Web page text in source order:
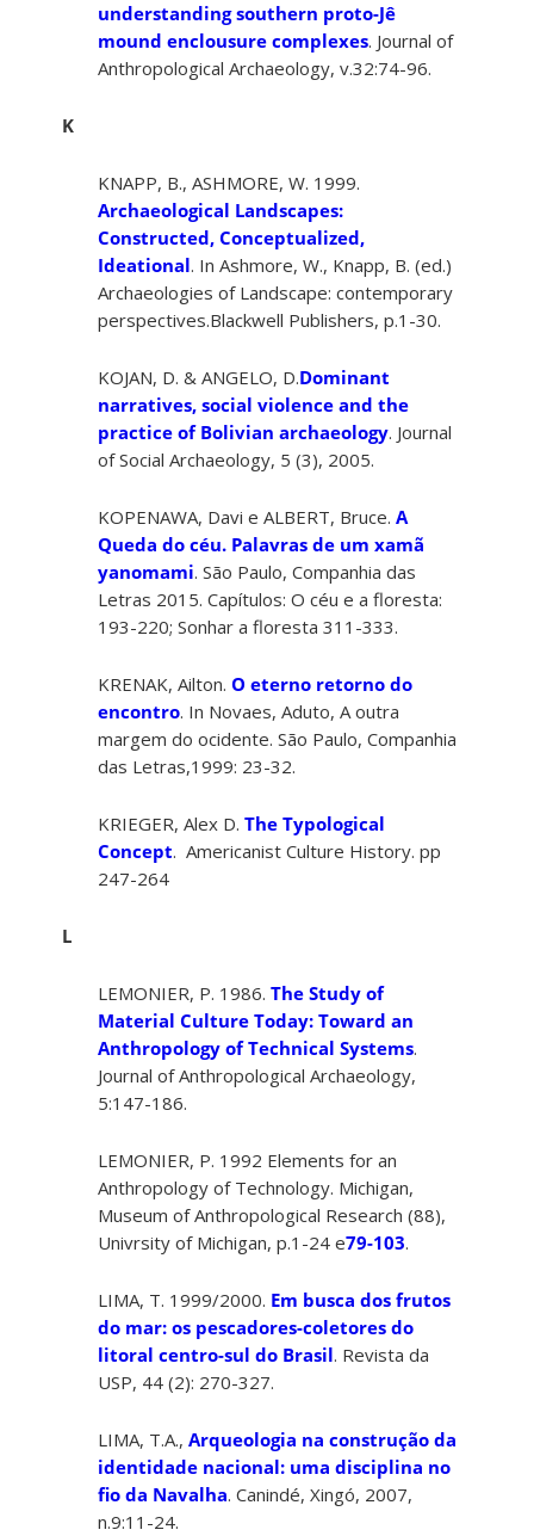
understanding southern proto-Jê
mound enclousure complexes. Journal of
Anthropological Archaeology, v.32:74-96.
K
KNAPP, B., ASHMORE, W. 1999.
Archaeological Landscapes:
Constructed, Conceptualized,
Ideational. In Ashmore, W., Knapp, B. (ed.)
Archaeologies of Landscape: contemporary
perspectives.Blackwell Publishers, p.1-30.
KOJAN, D. & ANGELO, D.Dominant
narratives, social violence and the
practice of Bolivian archaeology. Journal
of Social Archaeology, 5 (3), 2005.
KOPENAWA, Davi e ALBERT, Bruce.A
Queda do céu. Palavras de um xamã
yanomami. São Paulo, Companhia das
Letras 2015. Capítulos: O céu e a floresta:
193-220; Sonhar a floresta 311-333.
KRENAK, Ailton.O eterno retorno do
encontro. In Novaes, Aduto, A outra
margem do ocidente. São Paulo, Companhia
das Letras,1999: 23-32.
KRIEGER, Alex D.The Typological
Concept. Americanist Culture History. pp
247-264
L
LEMONIER, P. 1986.The Study of
Material Culture Today: Toward an
Anthropology of Technical Systems.
Journal of Anthropological Archaeology,
5:147-186.
LEMONIER, P. 1992 Elements for an
Anthropology of Technology. Michigan,
Museum of Anthropological Research (88),
Univrsity of Michigan, p.1-24 e79-103.
LIMA, T. 1999/2000. Em busca dos frutos
do mar: os pescadores-coletores do
litoral centro-sul do Brasil. Revista da
USP, 44 (2): 270-327.
LIMA, T.A.,Arqueologia na construção da
identidade nacional: uma disciplina no
fio da Navalha. Canindé, Xingó, 2007,
n.9:11-24.